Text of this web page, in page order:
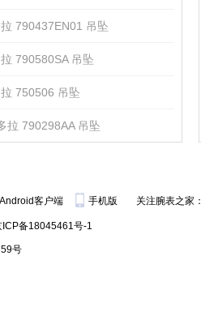
790437EN01 吊坠
790580SA 吊坠
750506 吊坠
拉 790298AA 吊坠
Android客户端 手机版 关注腕表之家：
ICP备18045461号-1
号